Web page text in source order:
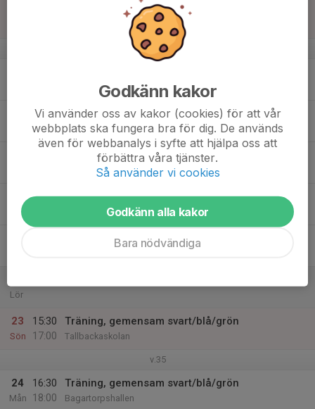
v.34
Bagartorpshallen
16:30
18:00
Träning, svart/blå
Tallbackaskolan
Tor
Lör
23
Sön
15:30
17:00
Träning, gemensam svart/blå/grön
Tallbackaskolan
v.35
24
Mån
16:30
18:00
Träning, gemensam svart/blå/grön
Bagartorpshallen
Godkänn kakor
Vi använder oss av kakor (cookies) för att vår
webbplats ska fungera bra för dig. De används
även för webbanalys i syfte att hjälpa oss att
förbättra våra tjänster.
Så använder vi cookies
Godkänn alla kakor
Bara nödvändiga